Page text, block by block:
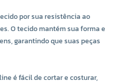
por sua resistência ao
O tecido mantém sua forma e
garantindo que suas peças
é fácil de cortar e costurar,